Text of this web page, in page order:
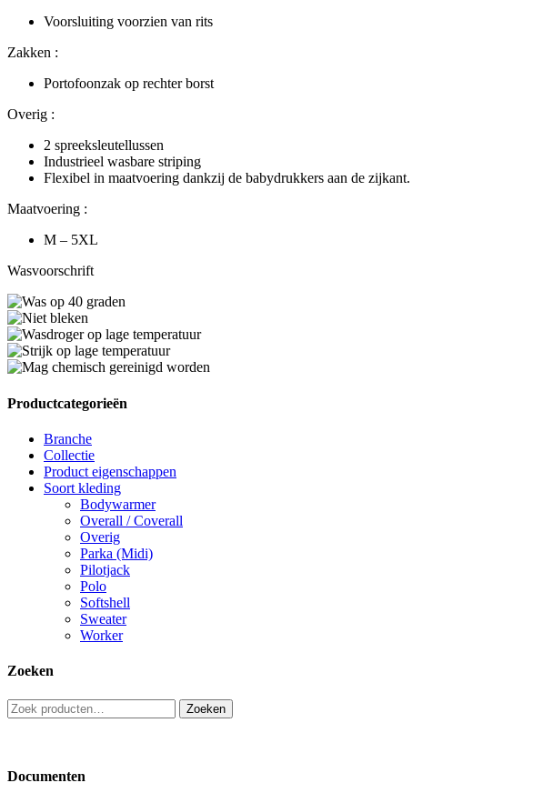
Voorsluiting voorzien van rits
Zakken :
Portofoonzak op rechter borst
Overig :
2 spreeksleutellussen
Industrieel wasbare striping
Flexibel in maatvoering dankzij de babydrukkers aan de zijkant.
Maatvoering :
M – 5XL
Wasvoorschrift
Productcategorieën
Branche
Collectie
Product eigenschappen
Soort kleding
Bodywarmer
Overall / Coverall
Overig
Parka (Midi)
Pilotjack
Polo
Softshell
Sweater
Worker
Zoeken
Zoeken
naar:
Zoeken
Documenten